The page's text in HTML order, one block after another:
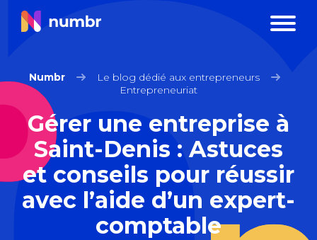
Numbr
Le blog dédié aux entrepreneurs
Entrepreneuriat
Gérer une entreprise à
Saint-Denis : Astuces
et conseils pour réussir
avec l’aide d’un expert-
comptable